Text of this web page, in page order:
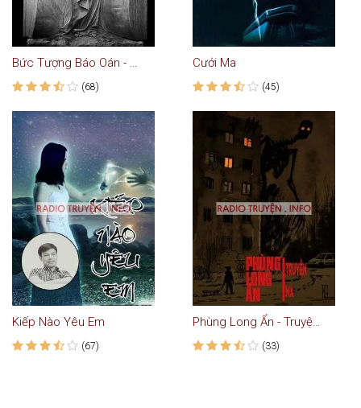
Bức Tượng Báo Oán - Truyện Ma
(68)
Cưới Ma
(45)
Kiếp Nào Yêu Em
(67)
Phùng Long Ẩn - Truyện Ma
(33)